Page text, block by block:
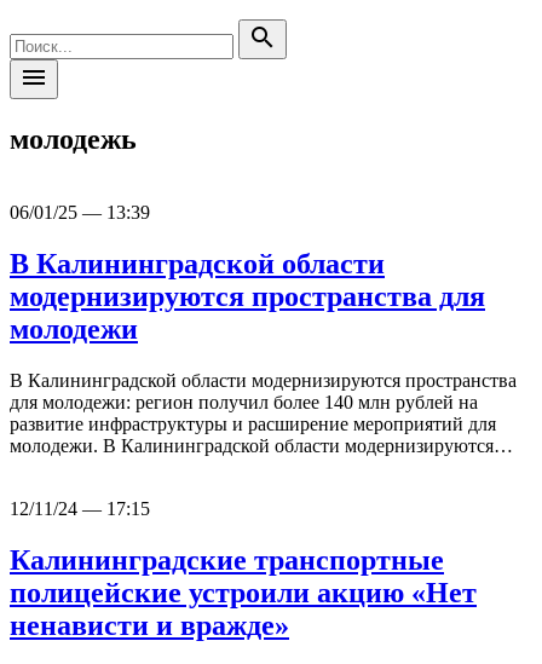
search
menu
молодежь
06/01/25 — 13:39
В Калининградской области
модернизируются пространства для
молодежи
В Калининградской области модернизируются пространства
для молодежи: регион получил более 140 млн рублей на
развитие инфраструктуры и расширение мероприятий для
молодежи. В Калининградской области модернизируются…
12/11/24 — 17:15
Калининградские транспортные
полицейские устроили акцию «Нет
ненависти и вражде»